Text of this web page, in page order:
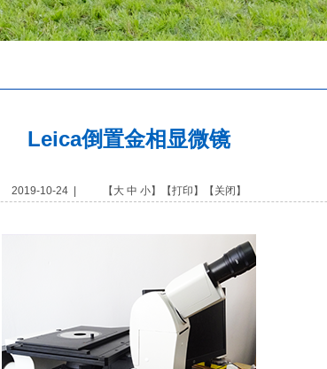
Leica倒置金相显微镜
2019-10-24 | 【 大 中 小】【打印 】【 关闭 】